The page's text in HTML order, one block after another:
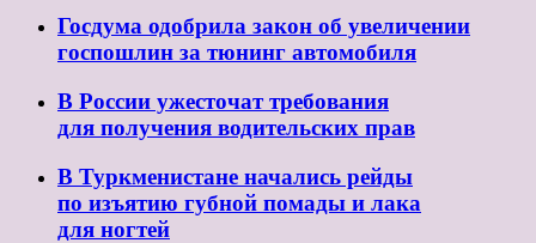
Госдума одобрила закон об увеличении
госпошлин за тюнинг автомобиля
В России ужесточат требования
для получения водительских прав
В Туркменистане начались рейды
по изъятию губной помады и лака
для ногтей